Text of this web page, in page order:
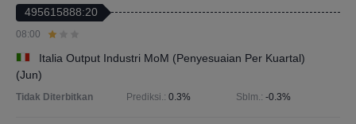
495615888:20
08:00
Italia Output Industri MoM (Penyesuaian Per Kuartal)
(Jun)
Tidak Diterbitkan Prediksi.: 0.3% Sblm.: -0.3%